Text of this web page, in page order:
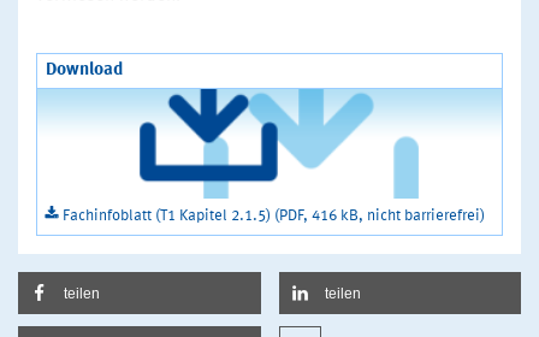
Download
Fachinfoblatt (T1 Kapitel 2.1.5) (PDF, 416 kB, nicht barrierefrei)
teilen teilen